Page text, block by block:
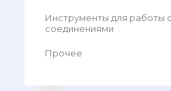
Инструменты для работы
соединениями
Прочее